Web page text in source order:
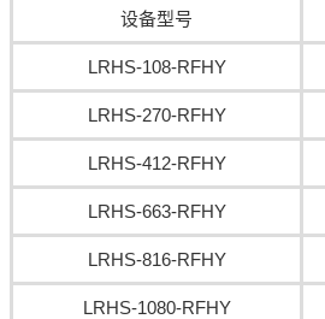
设备型号
LRHS-108-RFHY
LRHS-270-RFHY
LRHS-412-RFHY
LRHS-663-RFHY
LRHS-816-RFHY
LRHS-1080-RFHY